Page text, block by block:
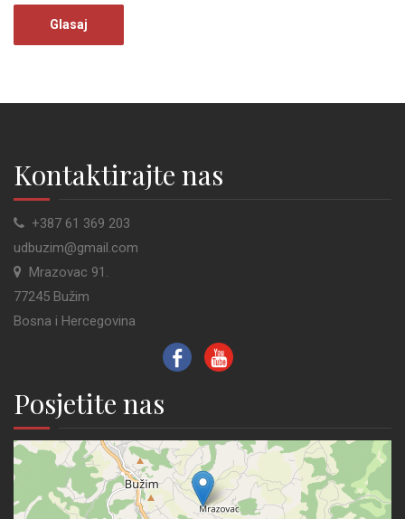
Kontaktirajte nas
+387 61 369 203
udbuzim@gmail.com
Mrazovac 91.
77245 Bužim
Bosna i Hercegovina
Posjetite nas